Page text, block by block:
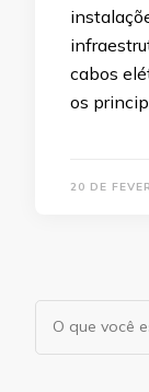
cabos
os
20 DE
Procurando
algo?